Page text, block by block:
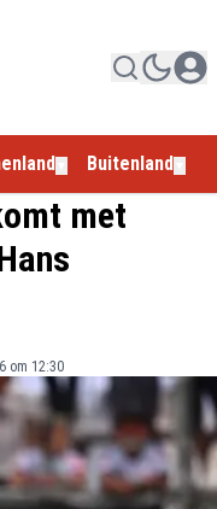
Buitenland
met
om 12:30